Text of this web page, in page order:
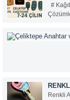
#
ve
büyük
Renkli